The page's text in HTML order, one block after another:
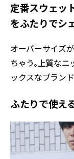
定番スウェッ
をふたりでシ
オーバーサイズ
ちゃう。上質な
ックスなブラン
ふたりで使え